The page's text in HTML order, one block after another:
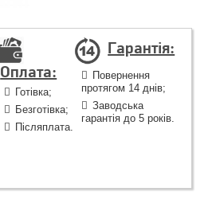
Оплата:
Готівка;
Безготівка;
Післяплата.
Гарантія:
Повернення
протягом 14 днів;
Заводська
гарантія до 5 років.